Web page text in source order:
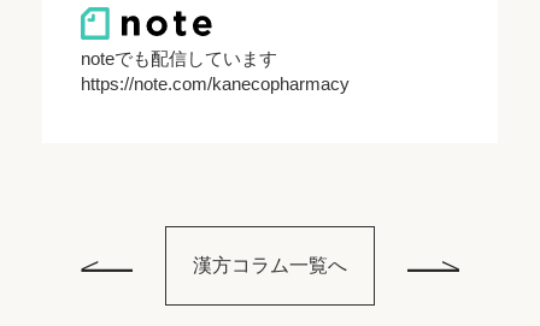
noteでも配信しています
https://note.com/kanecopharmacy
漢方コラム一覧へ